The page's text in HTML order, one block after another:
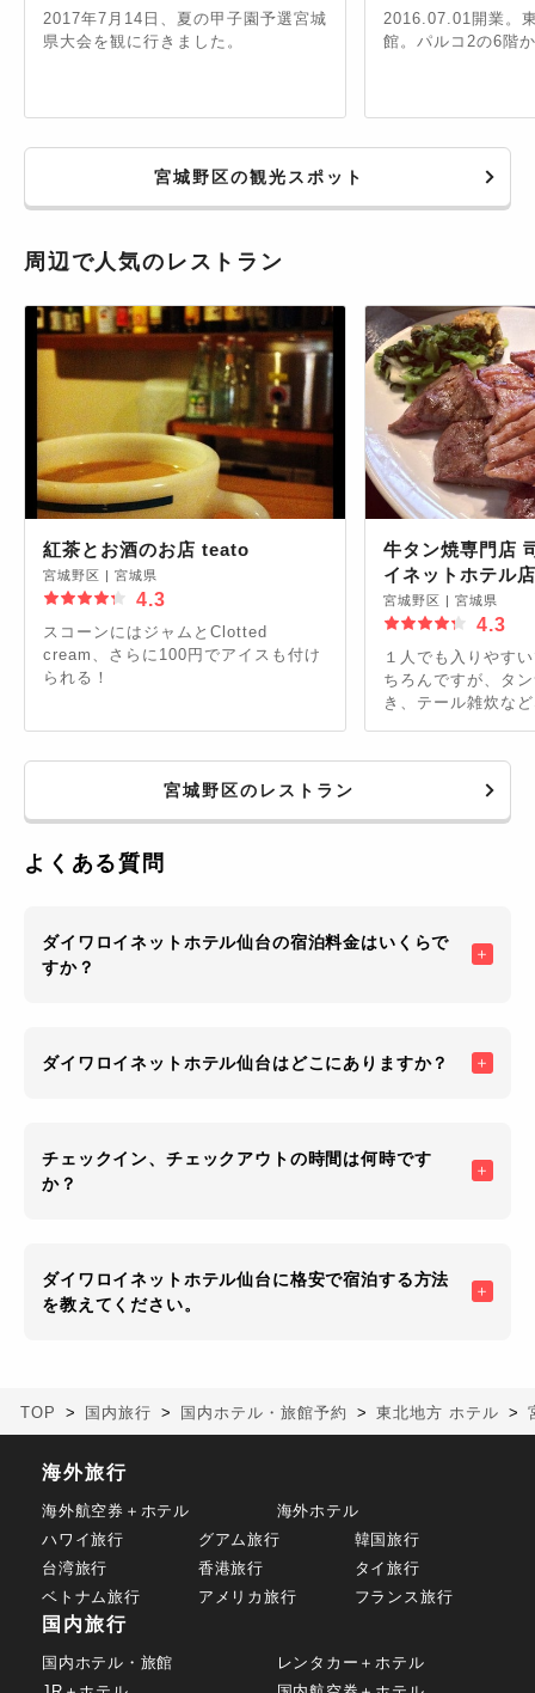
2017年7月14日、夏の甲子園予選宮城
県大会を観に行きました。
2016.07.01開業。
館。パルコ2の6階
宮城野区の観光スポット
周辺で人気のレストラン
紅茶とお酒のお店 teato
宮城野区 | 宮城県
4.3
スコーンにはジャムとClotted
cream、さらに100円でアイスも付け
られる！
牛タン焼専門店
イネットホテル店
宮城野区 | 宮城県
4.3
１人でも入りやす
ちろんですが、タ
き、テール雑炊な
宮城野区のレストラン
よくある質問
ダイワロイネットホテル仙台の宿泊料金はいくらで
すか？
ダイワロイネットホテル仙台はどこにありますか？
チェックイン、チェックアウトの時間は何時です
か？
ダイワロイネットホテル仙台に格安で宿泊する方法
を教えてください。
TOP 国内旅行 国内ホテル・旅館予約 東北地方 ホテル
海外旅行
海外航空券＋ホテル
海外ホテル
ハワイ旅行
グアム旅行
韓国旅行
台湾旅行
香港旅行
タイ旅行
ベトナム旅行
アメリカ旅行 フランス旅行
国内旅行
国内ホテル・旅館
レンタカー＋ホテル